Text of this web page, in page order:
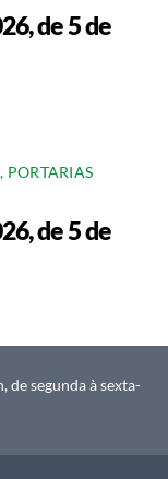
de 5 de
, PORTARIAS
de 5 de
de segunda à sexta-